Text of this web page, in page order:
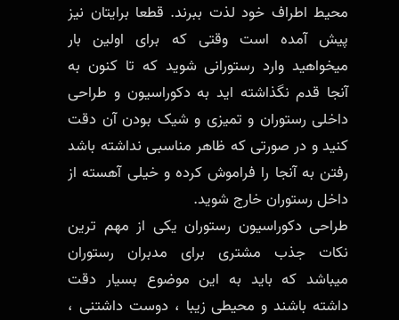
محیط اطراف خود لذت ببرند. قطعا برایتان نیز
پیش آمده است وقتی که برای اولین بار
میخواهید وارد رستورانی شوید که تا کنون به
آنجا قدم نگذاشته اید به دکوراسیون و طراحی
داخلی رستوران و تمیزی و شیک بودن آن دقت
کنید و در صورتی که ظاهر مناسبی نداشته باشد
رفتن به آنجا را فراموش کرده و خیلی آهسته از
داخل رستوران خارج شوید.
طراحی دکوراسیون رستوران یکی از مهم ترین
نکات جذب مشتری برای مدبران رستوران
میباشد که باید به این موضوع بسیار دقت
داشته باشند و محیطی زیبا ، دوست داشتنی ،